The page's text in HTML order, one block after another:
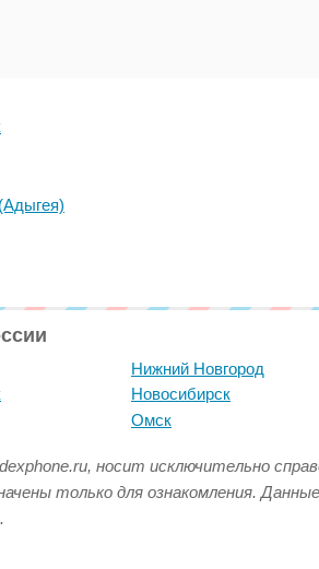
Нижний Новгород
Новосибирск
Омск
носит исключительно
только для ознакомления.